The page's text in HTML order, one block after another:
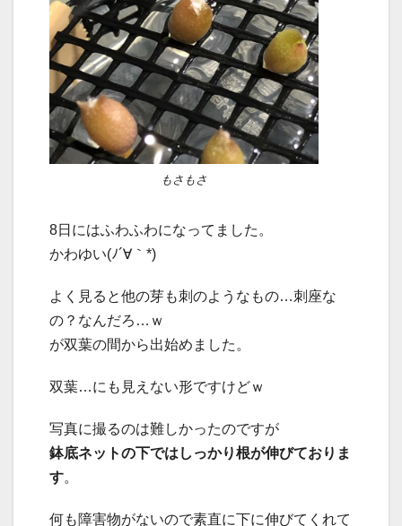
もさもさ
8日にはふわふわになってました。
かわゆい(ﾉ´∀｀*)
よく見ると他の芽も刺のようなもの…刺座な
の？なんだろ…ｗ
が双葉の間から出始めました。
双葉…にも見えない形ですけどｗ
写真に撮るのは難しかったのですが
鉢底ネットの下ではしっかり根が伸びておりま
す。
何も障害物がないので素直に下に伸びてくれて